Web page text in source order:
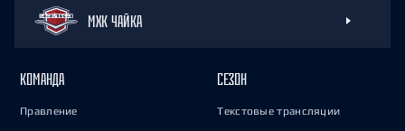
МХК ЧАЙКА
КОМАНДА
Правление
СЕЗОН
Текстовые трансляции